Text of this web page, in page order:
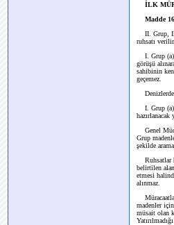
İLK
Madde 16
II. Grup,
ruhsatı
I. Grup (a)
görüşü
sahibinin
geçemez.
I. Grup (a)
Genel
Grup
şekilde
Ruhsatlar
belirtilen
etmesi
alınmaz.
madenler
müsait olan